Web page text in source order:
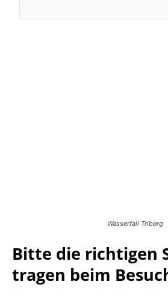
Wasserfall Triberg
Bitte die richtigen
tragen beim